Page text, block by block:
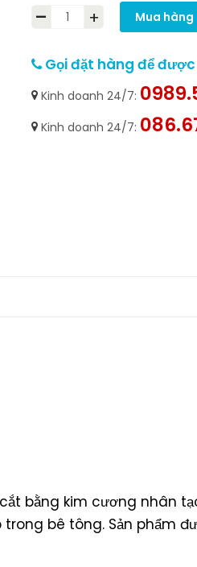
- + Mua hàng
Gọi đặt hàng để
Kinh doanh 24/7:
Kinh doanh 24/7:
bằng kim cương nhân
bê tông. Sản phẩm